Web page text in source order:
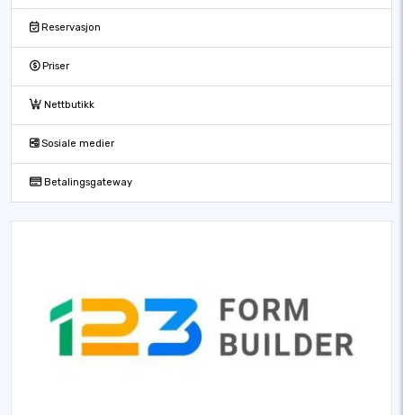
Reservasjon
Priser
Nettbutikk
Sosiale medier
Betalingsgateway